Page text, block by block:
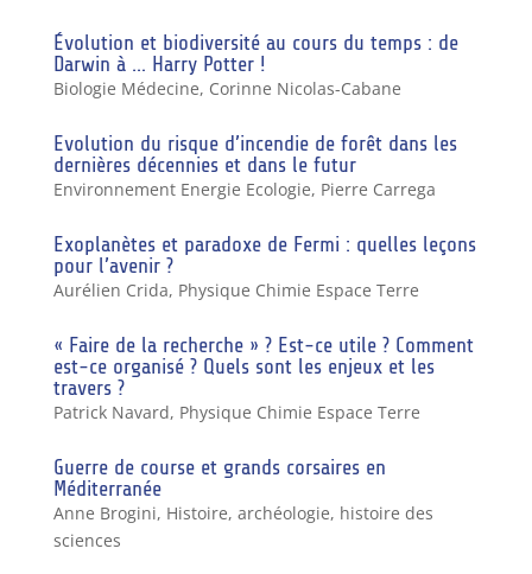
Évolution et biodiversité au cours du temps : de
Darwin à … Harry Potter !
Biologie Médecine, Corinne Nicolas-Cabane
Evolution du risque d’incendie de forêt dans les
dernières décennies et dans le futur
Environnement Energie Ecologie, Pierre Carrega
Exoplanètes et paradoxe de Fermi : quelles leçons
pour l’avenir ?
Aurélien Crida, Physique Chimie Espace Terre
« Faire de la recherche » ? Est-ce utile ? Comment
est-ce organisé ? Quels sont les enjeux et les
travers ?
Patrick Navard, Physique Chimie Espace Terre
Guerre de course et grands corsaires en
Méditerranée
Anne Brogini, Histoire, archéologie, histoire des
sciences